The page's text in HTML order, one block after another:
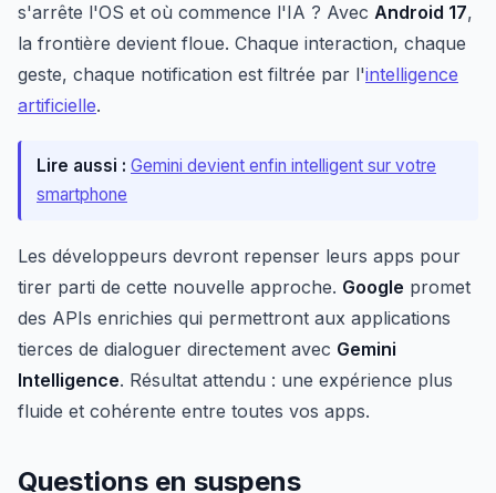
s'arrête l'OS et où commence l'IA ? Avec Android 17,
la frontière devient floue. Chaque interaction, chaque
geste, chaque notification est filtrée par l'intelligence
artificielle.
Lire aussi : Gemini devient enfin intelligent sur votre
smartphone
Les développeurs devront repenser leurs apps pour
tirer parti de cette nouvelle approche. Google promet
des APIs enrichies qui permettront aux applications
tierces de dialoguer directement avec Gemini
Intelligence. Résultat attendu : une expérience plus
fluide et cohérente entre toutes vos apps.
Questions en suspens